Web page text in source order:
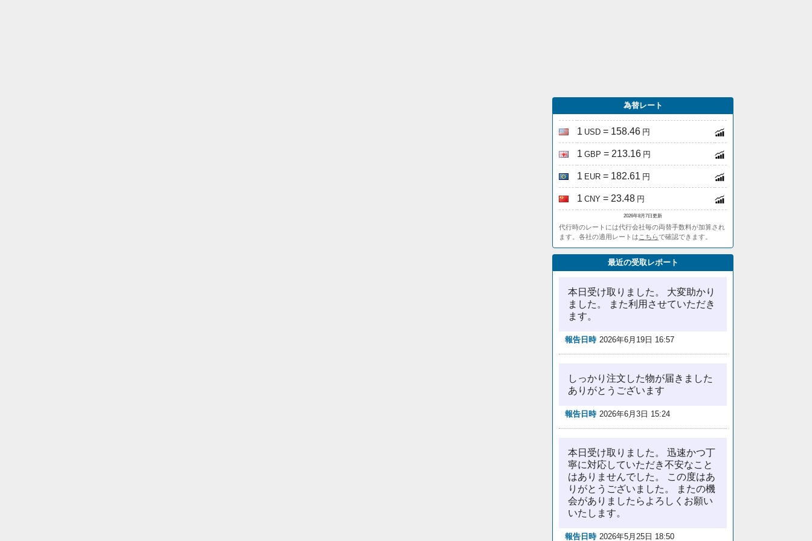
為替レート
1 USD = 158.46 円
1 GBP = 213.16 円
1 EUR = 182.61 円
1 CNY = 23.48 円
2026年8月7日更新
代行時のレートには代行会社毎の両替手数料が加算され
ます。各社の適用レートは こちらで確認できます。
最近の受取レポート
本日受け取りました。 大変助かり
ました。 また利用させていただき
ます。
報告日時 2026年6月19日 16:57
しっかり注文した物が届きました
ありがとうございます
報告日時 2026年6月3日 15:24
本日受け取りました。 迅速かつ丁
寧に対応していただき不安なこと
はありませんでした。 この度はあ
りがとうございました。 またの機
会がありましたらよろしくお願い
いたします。
報告日時 2026年5月25日 18:50